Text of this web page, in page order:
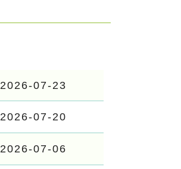
2026-07-23
2026-07-20
2026-07-06